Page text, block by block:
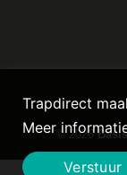
© 2026
Trapdirect
Meer
Verstuur